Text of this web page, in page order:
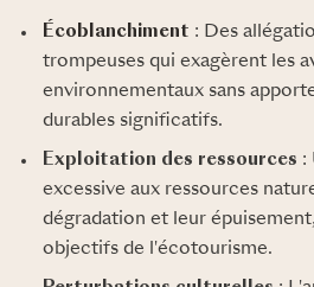
Écoblanchiment : Des
trompeuses qui exagèrent les
environnementaux sans
durables significatifs.
Exploitation des ressources :
excessive aux ressources
dégradation et leur
objectifs de l'écotourisme.